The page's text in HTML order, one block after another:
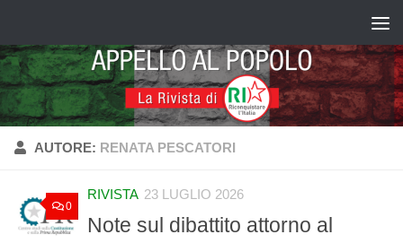
AUTORE: RENATA PESCATORI
0
RIVISTA 23 LUGLIO 2026
Note sul dibattito attorno al